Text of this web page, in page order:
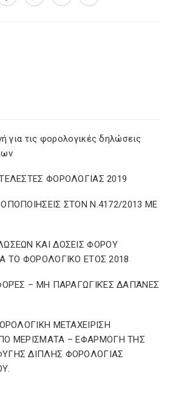
για τις φορολογικές δηλώσεις
ΦΟΡΟΛΟΓΙΑΣ 2019
ΣΤΟΝ Ν.4172/2013 ΜΕ
ΚΑΙ ΔΟΣΕΙΣ ΦΟΡΟΥ
ΤΟ ΦΟΡΟΛΟΓΙΚΟ ΕΤΟΣ 2018
– ΜΗ ΠΑΡΑΓΩΓΙΚΈΣ ΔΑΠΆΝΕΣ
ΜΕΤΑΧΕΙΡΙΣΗ
ΜΕΡΙΣΜΑΤΑ – ΕΦΑΡΜΟΓΗ ΤΗΣ
ΔΙΠΛΗΣ ΦΟΡΟΛΟΓΙΑΣ